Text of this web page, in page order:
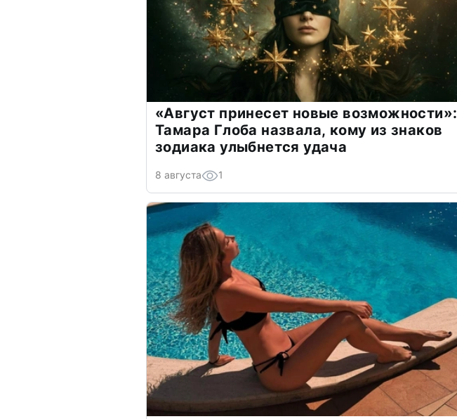
«Август принесет новые возможности»:
Тамара Глоба назвала, кому из знаков
зодиака улыбнется удача
8 августа 1